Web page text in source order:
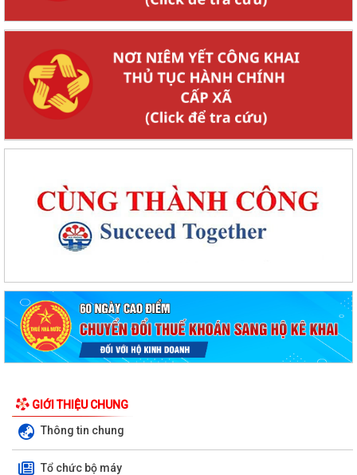
GIỚI THIỆU CHUNG
Thông tin chung
Tổ chức bộ máy